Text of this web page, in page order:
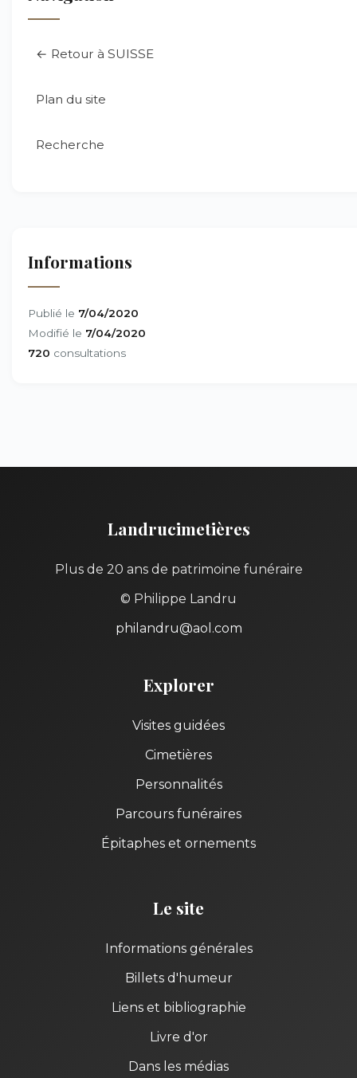
← Retour à SUISSE
Plan du site
Recherche
Informations
Publié le 7/04/2020
Modifié le 7/04/2020
720 consultations
Landrucimetières
Plus de 20 ans de patrimoine funéraire
© Philippe Landru
philandru@aol.com
Explorer
Visites guidées
Cimetières
Personnalités
Parcours funéraires
Épitaphes et ornements
Le site
Informations générales
Billets d'humeur
Liens et bibliographie
Livre d'or
Dans les médias